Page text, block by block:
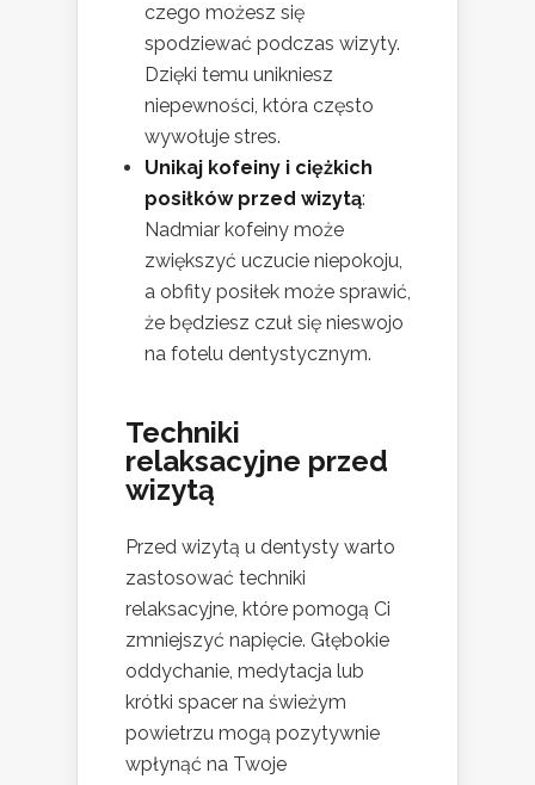
czego możesz się
spodziewać podczas wizyty.
Dzięki temu unikniesz
niepewności, która często
wywołuje stres.
Unikaj kofeiny i ciężkich
posiłków przed wizytą:
Nadmiar kofeiny może
zwiększyć uczucie niepokoju,
a obfity posiłek może sprawić,
że będziesz czuł się nieswojo
na fotelu dentystycznym.
Techniki
relaksacyjne przed
wizytą
Przed wizytą u dentysty warto
zastosować techniki
relaksacyjne, które pomogą Ci
zmniejszyć napięcie. Głębokie
oddychanie, medytacja lub
krótki spacer na świeżym
powietrzu mogą pozytywnie
wpłynąć na Twoje